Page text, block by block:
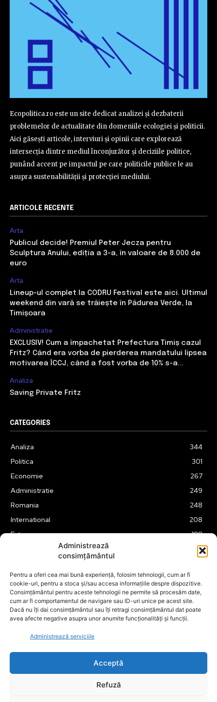
Administrează
consimțământul
Pentru a oferi cea mai bună experiență, folosim tehnologii, cum ar fi
cookie-uri, pentru a stoca și/sau accesa informațiile despre dispozitive.
Consimțământul pentru aceste tehnologii ne permite să procesăm date,
cum ar fi comportamentul de navigare sau ID-uri unice pe acest site.
Dacă nu îți dai consimțământul sau îți retragi consimțământul dat poate
avea afecte negative asupra unor anumite funcționalități și funcții.
Administrează serviciile
Acceptă
Refuză
Ecopolitica.ro este un site dedicat analizei și dezbaterii
problemelor de actualitate din domeniile ecologiei și politicii.
Aici găsești articole, interviuri și opinii care explorează
intersecția dintre mediul înconjurător și deciziile politice,
punând accent pe impactul pe care politicile publice le au
asupra sustenabilității și protecției mediului.
ARTICOLE RECENTE
Arta
Publicul decide! Premiul Peter Jecza pentru
Sculptura Anului, ediția a 3-a, în valoare de 8.000 de
euro
Arta
Lineup-ul complet la CODRU Festival este aici. Ultimul
weekend din vară se trăiește în Pădurea Verde, la
Timișoara
Administratie
EXCLUSIV! Cum a împachetat Prefectura Timiș cazul
Fritz? Când era vorba de pierderea mandatului lipsea
motivarea ÎCCJ, când a fost vorba de 10% s-a...
Analiza
Saving Private Fritz
CATEGORIES
Analiza
344
Politica
301
Economie
267
Administratie
249
Romania
248
International
208
Externe
188
175
Tehnologie
Financiar
160
ABUZURI
158
Social
Educatie
Cultura
149